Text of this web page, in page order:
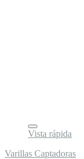
Vista rápida
Varillas Captadoras